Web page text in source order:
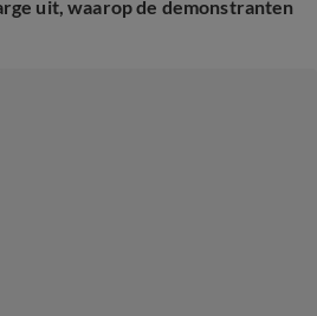
uit, waarop de demonstranten